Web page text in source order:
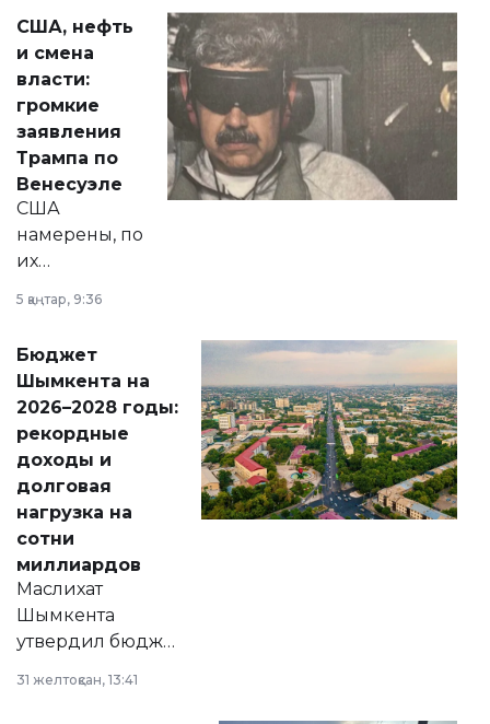
актуальных тем —
от слухов о
политических
реформах до
вопросов армии,
экономики и
личного здоровья.
США, нефть
и смена
власти:
громкие
заявления
Трампа по
Венесуэле
США
намерены, по
их
принести
народу
Венесуэлы.
5 қаңтар, 9:36
Бюджет
Шымкента на
2026–2028 годы:
рекордные
доходы и
долговая
нагрузка на
сотни
миллиардов
Маслихат
Шымкента
утвердил бюджет
2028 годы.
31 желтоқсан, 13:41